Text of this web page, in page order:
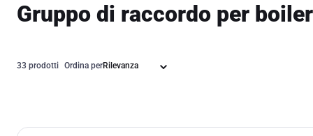
Gruppo di raccordo per boiler
33 prodotti Ordina per